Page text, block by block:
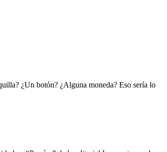
¿Un botón? ¿Alguna moneda? Eso sería lo